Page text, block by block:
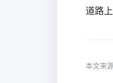
道路
本文来源